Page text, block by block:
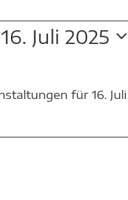
für 16.
16. Juli 2025